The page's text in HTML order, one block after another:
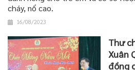
cháy, nổ cao.
16/08/2023
Thư
Xuân
đồng